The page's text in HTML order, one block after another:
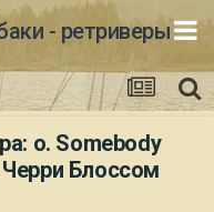
- ретриверы
о. Somebody
Блоссом